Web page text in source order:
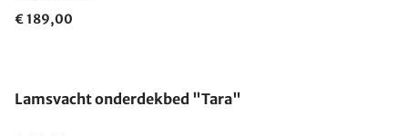
€ 189,00
Lamsvacht onderdekbed "Tara"